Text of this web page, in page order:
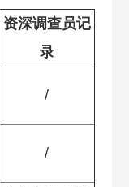
资深调查员记
录
/
/